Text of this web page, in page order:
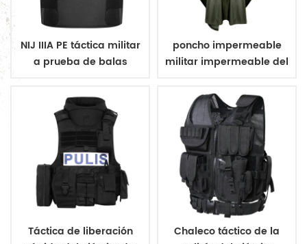
NIJ IIIA PE táctica militar
a prueba de balas
poncho impermeable
militar impermeable del
Táctica de liberación
Chaleco táctico de la